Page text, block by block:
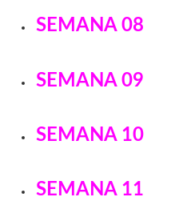
SEMANA 08
SEMANA 09
SEMANA 10
SEMANA 11